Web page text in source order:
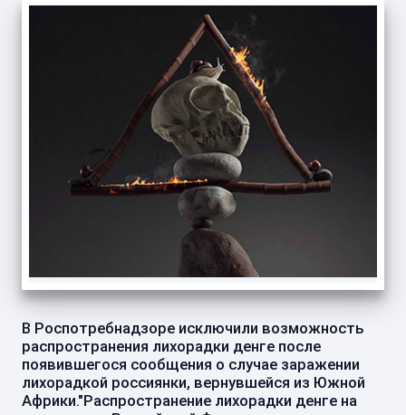
В Роспотребнадзоре исключили возможность
распространения лихорадки денге после
появившегося сообщения о случае заражении
лихорадкой россиянки, вернувшейся из Южной
Африки."Распространение лихорадки денге на